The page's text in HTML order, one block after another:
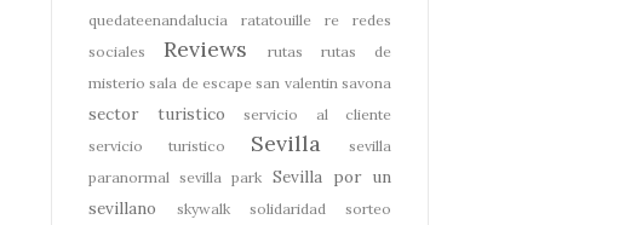
quedateenandalucia
ratatouille re
redes
sociales
Reviews rutas
rutas de
misterio sala de escape san valentin savona
sector turistico
servicio al cliente
servicio turistico
Sevilla
sevilla
paranormal
sevilla park Sevilla por un
sevillano
skywalk solidaridad sorteo